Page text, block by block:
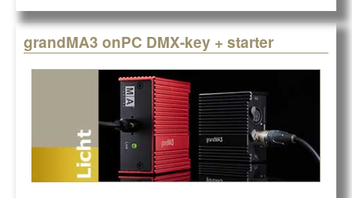
grandMA3 onPC DMX-key + starter